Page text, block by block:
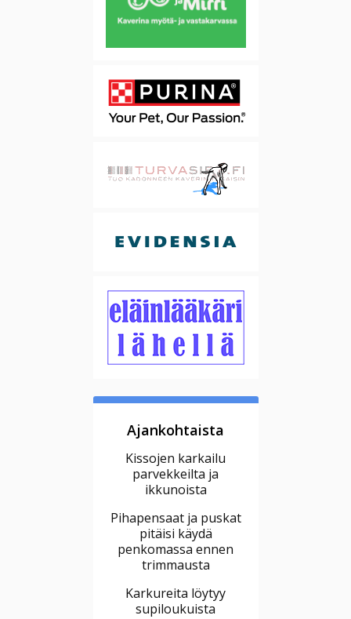
Ajankohtaista
Kissojen karkailu
parvekkeilta ja
ikkunoista
Pihapensaat ja puskat
pitäisi käydä
penkomassa ennen
trimmausta
Karkureita löytyy
supiloukuista